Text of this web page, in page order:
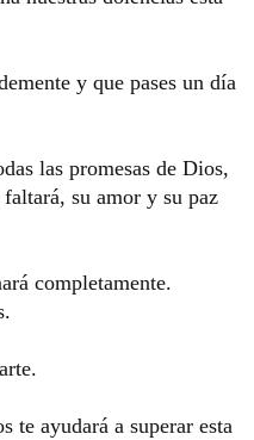
y que pases un día
las promesas de Dios,
su amor y su paz
completamente.
te ayudará a superar esta